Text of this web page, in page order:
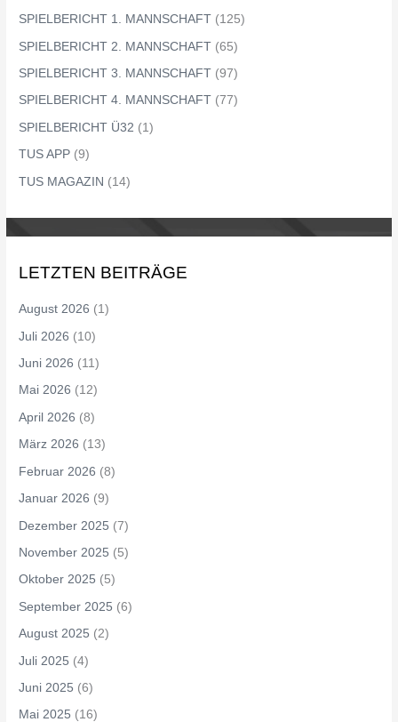
SPIELBERICHT 1. MANNSCHAFT (125)
SPIELBERICHT 2. MANNSCHAFT (65)
SPIELBERICHT 3. MANNSCHAFT (97)
SPIELBERICHT 4. MANNSCHAFT (77)
SPIELBERICHT Ü32 (1)
TUS APP (9)
TUS MAGAZIN (14)
LETZTEN BEITRÄGE
August 2026 (1)
Juli 2026 (10)
Juni 2026 (11)
Mai 2026 (12)
April 2026 (8)
März 2026 (13)
Februar 2026 (8)
Januar 2026 (9)
Dezember 2025 (7)
November 2025 (5)
Oktober 2025 (5)
September 2025 (6)
August 2025 (2)
Juli 2025 (4)
Juni 2025 (6)
Mai 2025 (16)